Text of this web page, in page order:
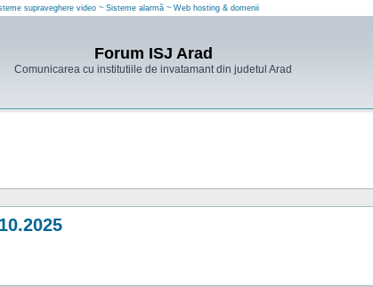
supraveghere video ~ Sisteme alarmă ~ Web hosting & domenii
Forum ISJ Arad
Comunicarea cu institutiile de invatamant din judetul Arad